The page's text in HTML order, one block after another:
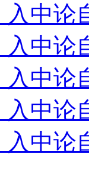
中论
中论
中论
中论
中论